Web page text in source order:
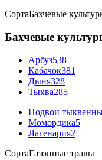
СортаБахчевые
Бахчевые
Арбуз538
Кабачок381
Дыня328
Тыква285
Подвои
Момордика5
Лагенария2
СортаГазонные травы